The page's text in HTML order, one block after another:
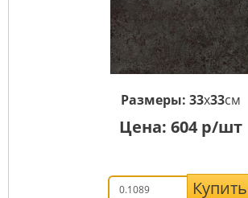
Размеры: 33x33см
Цена: 604р/шт
Купить